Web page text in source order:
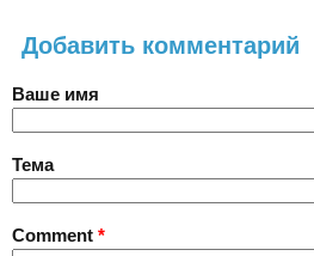
Добавить комментарий
Ваше имя
Тема
Comment *